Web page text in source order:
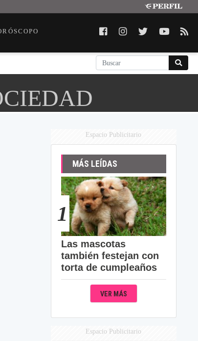
Espacio Publicitario
MÁS LEÍDAS
1
Las mascotas
también festejan con
torta de cumpleaños
VER MÁS
Espacio Publicitario